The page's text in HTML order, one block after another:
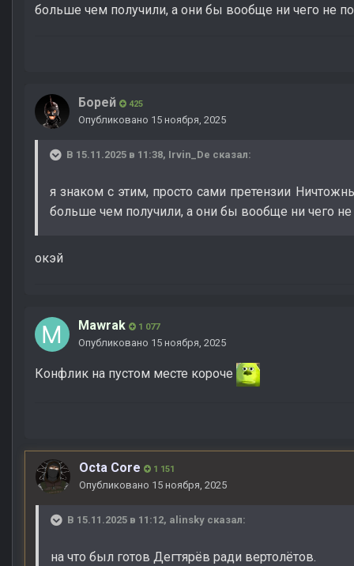
больше чем получили, а они бы вообще ни чего не
Борей 425
Опубликовано 15 ноября, 2025
В 15.11.2025 в 11:38, Irvin_De сказал:
я знаком с этим, просто сами претензии
больше чем получили, а они бы вообще ни чего не
окэй
Mawrak 1 077
Опубликовано 15 ноября, 2025
Конфлик на пустом месте короче
Octa Core 1 151
Опубликовано 15 ноября, 2025
В 15.11.2025 в 11:12, alinsky сказал:
на что был готов Дегтярёв ради вертолётов.